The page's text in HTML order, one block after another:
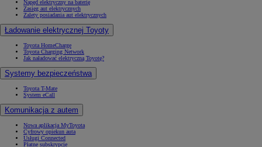
Napęd elektryczny na baterię
Zasięg aut elektrycznych
Zalety posiadania aut elektrycznych
Ładowanie elektrycznej Toyoty
Toyota HomeCharge
Toyota Charging Network
Jak naładować elektryczną Toyotę?
Systemy bezpieczeństwa
Toyota T-Mate
System eCall
Komunikacja z autem
Nowa aplikacja MyToyota
Cyfrowy opiekun auta
Usługi Connected
Płatne subskrypcje